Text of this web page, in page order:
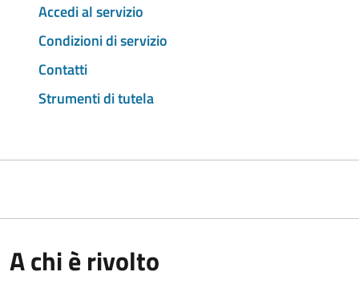
Accedi al servizio
Condizioni di servizio
Contatti
Strumenti di tutela
A chi è rivolto